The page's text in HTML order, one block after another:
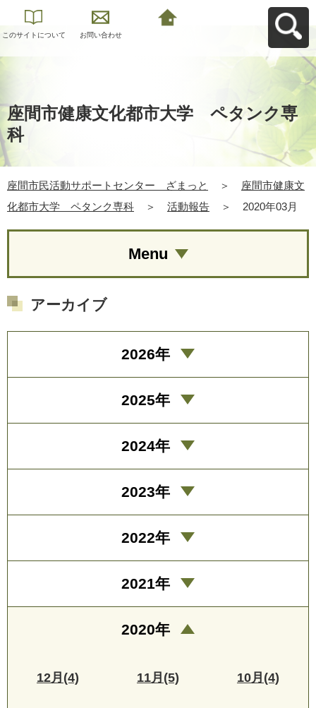
このサイトについて お問い合わせ
座間市健康文化都市大学 ペタンク専
科
座間市民活動サポートセンター ざまっと ＞
座間市健康文
化都市大学 ペタンク専科
＞ 活動報告 ＞ 2020年03月
Menu
アーカイブ
2026年
2025年
2024年
2023年
2022年
2021年
2020年
12月(4) 11月(5) 10月(4)